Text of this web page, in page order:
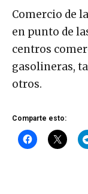
Comercio de
en punto de
centros
gasolineras,
otros.
Comparte esto: